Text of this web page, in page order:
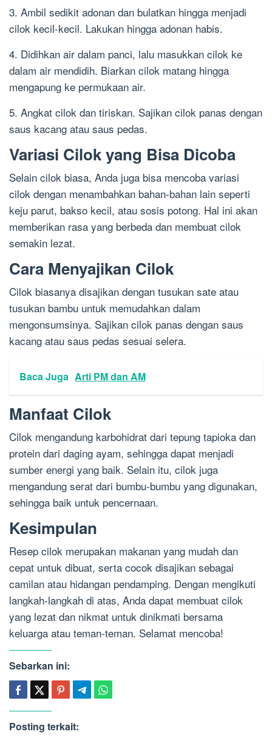
3. Ambil sedikit adonan dan bulatkan hingga menjadi
cilok kecil-kecil. Lakukan hingga adonan habis.
4. Didihkan air dalam panci, lalu masukkan cilok ke
dalam air mendidih. Biarkan cilok matang hingga
mengapung ke permukaan air.
5. Angkat cilok dan tiriskan. Sajikan cilok panas dengan
saus kacang atau saus pedas.
Variasi Cilok yang Bisa Dicoba
Selain cilok biasa, Anda juga bisa mencoba variasi
cilok dengan menambahkan bahan-bahan lain seperti
keju parut, bakso kecil, atau sosis potong. Hal ini akan
memberikan rasa yang berbeda dan membuat cilok
semakin lezat.
Cara Menyajikan Cilok
Cilok biasanya disajikan dengan tusukan sate atau
tusukan bambu untuk memudahkan dalam
mengonsumsinya. Sajikan cilok panas dengan saus
kacang atau saus pedas sesuai selera.
Baca Juga Arti PM dan AM
Manfaat Cilok
Cilok mengandung karbohidrat dari tepung tapioka dan
protein dari daging ayam, sehingga dapat menjadi
sumber energi yang baik. Selain itu, cilok juga
mengandung serat dari bumbu-bumbu yang digunakan,
sehingga baik untuk pencernaan.
Kesimpulan
Resep cilok merupakan makanan yang mudah dan
cepat untuk dibuat, serta cocok disajikan sebagai
camilan atau hidangan pendamping. Dengan mengikuti
langkah-langkah di atas, Anda dapat membuat cilok
yang lezat dan nikmat untuk dinikmati bersama
keluarga atau teman-teman. Selamat mencoba!
Sebarkan ini:
Posting terkait: